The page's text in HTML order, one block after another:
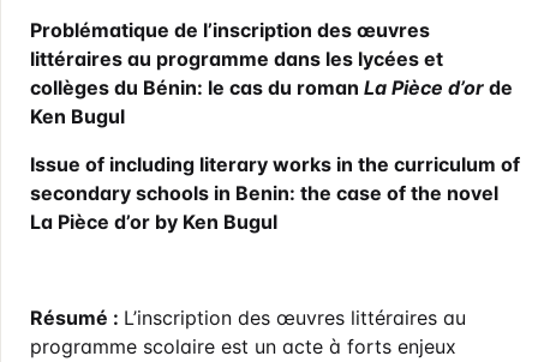
Problématique de l’inscription des œuvres
littéraires au programme dans les lycées et
collèges du Bénin: le cas du roman La Pièce d’or de
Ken Bugul
Issue of including literary works in the curriculum of
secondary schools in Benin: the case of the novel
La Pièce d’or by Ken Bugul
Résumé : L’inscription des œuvres littéraires au
programme scolaire est un acte à forts enjeux